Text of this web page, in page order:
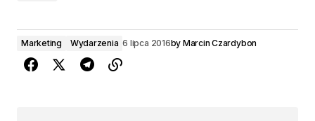
Marketing Wydarzenia 6 lipca 2016by Marcin Czardybon